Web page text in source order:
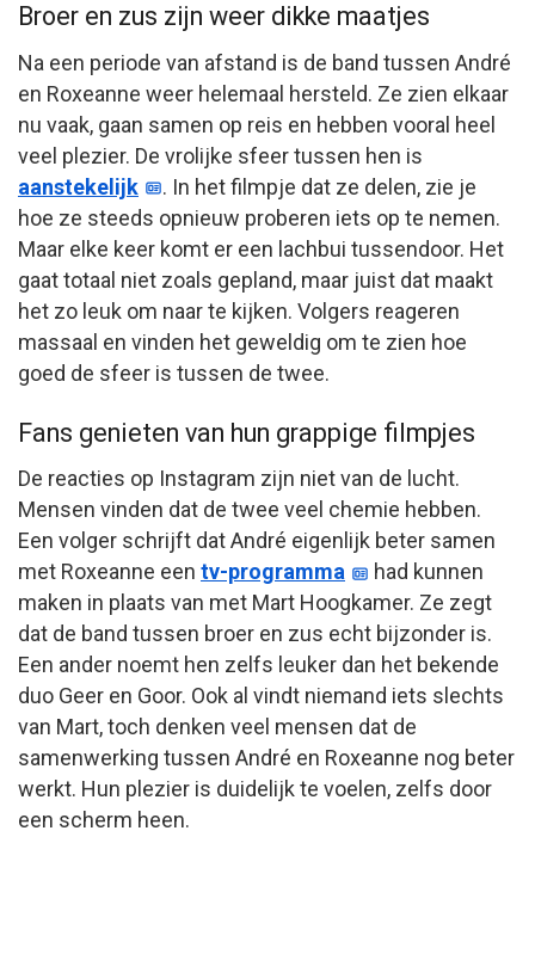
Broer en zus zijn weer dikke maatjes
Na een periode van afstand is de band tussen André
en Roxeanne weer helemaal hersteld. Ze zien elkaar
nu vaak, gaan samen op reis en hebben vooral heel
veel plezier. De vrolijke sfeer tussen hen is
aanstekelijk
. In het filmpje dat ze delen, zie je
hoe ze steeds opnieuw proberen iets op te nemen.
Maar elke keer komt er een lachbui tussendoor. Het
gaat totaal niet zoals gepland, maar juist dat maakt
het zo leuk om naar te kijken. Volgers reageren
massaal en vinden het geweldig om te zien hoe
goed de sfeer is tussen de twee.
Fans genieten van hun grappige filmpjes
De reacties op Instagram zijn niet van de lucht.
Mensen vinden dat de twee veel chemie hebben.
Een volger schrijft dat André eigenlijk beter samen
met Roxeanne een tv-programma
had kunnen
maken in plaats van met Mart Hoogkamer. Ze zegt
dat de band tussen broer en zus echt bijzonder is.
Een ander noemt hen zelfs leuker dan het bekende
duo Geer en Goor. Ook al vindt niemand iets slechts
van Mart, toch denken veel mensen dat de
samenwerking tussen André en Roxeanne nog beter
werkt. Hun plezier is duidelijk te voelen, zelfs door
een scherm heen.